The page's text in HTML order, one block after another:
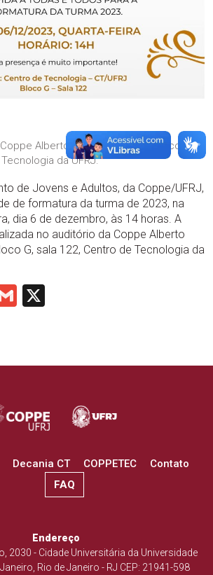
Alberto Luiz Coimbra, no Bloco G,
da UFRJ.
de Jovens e Adultos, da Coppe/UFRJ,
de formatura da turma de 2023, na
dia 6 de dezembro, às 14 horas. A
no auditório da Coppe Alberto
G, sala 122, Centro de Tecnologia da
Gmail
Decania CT COPPETEC
Contato
FAQ
Endereço
2030 - Cidade Universitária da Universidade
Rio de Janeiro - RJ CEP: 21941-598